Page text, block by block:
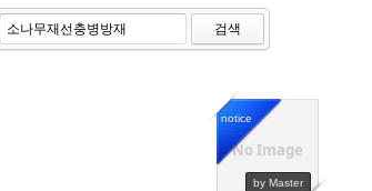
검색
No Image
notice
by Master
45692